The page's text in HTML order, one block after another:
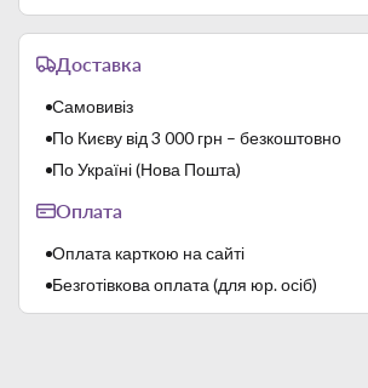
Доставка
Самовивіз
По Києву від 3 000 грн – безкоштовно
По Україні (Нова Пошта)
Оплата
Оплата карткою на сайті
Безготівкова оплата (для юр. осіб)